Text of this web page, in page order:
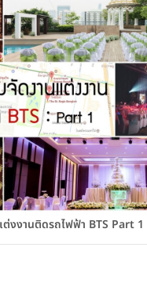
งงานติดรถไฟฟ้า BTS Part 1